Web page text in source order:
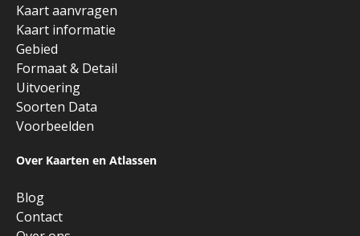
Kaart aanvragen
Kaart informatie
Gebied
Formaat & Detail
Uitvoering
Soorten Data
Voorbeelden
Over Kaarten en Atlassen
Blog
Contact